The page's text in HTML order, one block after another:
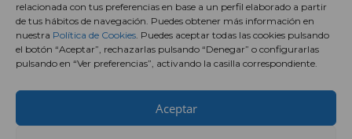
relacionada con tus preferencias en base a un perfil elaborado a partir
de tus hábitos de navegación. Puedes obtener más información en
nuestra Política de Cookies. Puedes aceptar todas las cookies pulsando
el botón “Aceptar”, rechazarlas pulsando “Denegar” o configurarlas
pulsando en “Ver preferencias”, activando la casilla correspondiente.
Aceptar
Suscríbete